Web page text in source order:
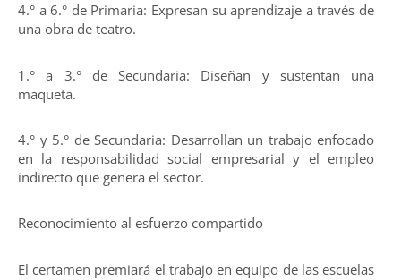
4.° a 6.° de Primaria: Expresan su aprendizaje a través de
una obra de teatro.
1.° a 3.° de Secundaria: Diseñan y sustentan una
maqueta.
4.° y 5.° de Secundaria: Desarrollan un trabajo enfocado
en la responsabilidad social empresarial y el empleo
indirecto que genera el sector.
Reconocimiento al esfuerzo compartido
El certamen premiará el trabajo en equipo de las escuelas